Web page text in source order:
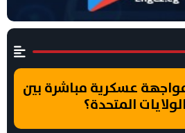
عسكرية مباشرة بين
المتحدة؟